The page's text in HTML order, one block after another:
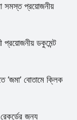
সমস্ত প্রয়োজনীয়
ডকুমেন্ট
‘জমা’ বোতামে ক্লিক
জন্য